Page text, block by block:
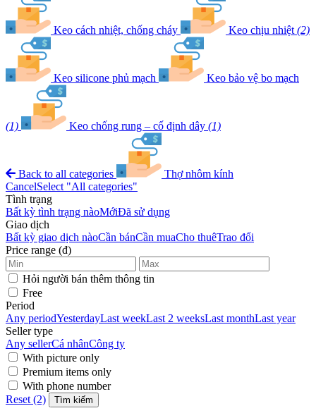
Keo cách nhiệt, chống cháy Keo chịu nhiệt (2)
Keo silicone phủ mạch Keo bảo vệ bo mạch
(1) Keo chống rung – cố định dây (1)
Back to all categories
Thợ nhôm kính
CancelSelect "All categories"
Tình trạng
Bất kỳ tình trạng nàoMớiĐã sử dụng
Giao dịch
Bất kỳ giao dịch nàoCần bánCần muaCho thuêTrao đổi
Price range (đ)
Hỏi người bán thêm thông tin
Free
Period
Any periodYesterdayLast weekLast 2 weeksLast monthLast year
Seller type
Any sellerCá nhânCông ty
With picture only
Premium items only
With phone number
Reset (2)
Tìm kiếm